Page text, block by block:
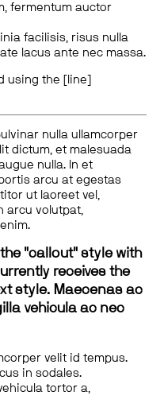
fermentum auctor
facilisis, risus nulla
lacus ante nec massa.
using the [line]
nulla ullamcorper
dictum, et malesuada
nulla. In et
arcu at egestas
ut laoreet vel,
arcu volutpat,
"callout" style with
receives the
style. Maecenas ac
vehicula ac nec
velit id tempus.
in sodales.
tortor a,